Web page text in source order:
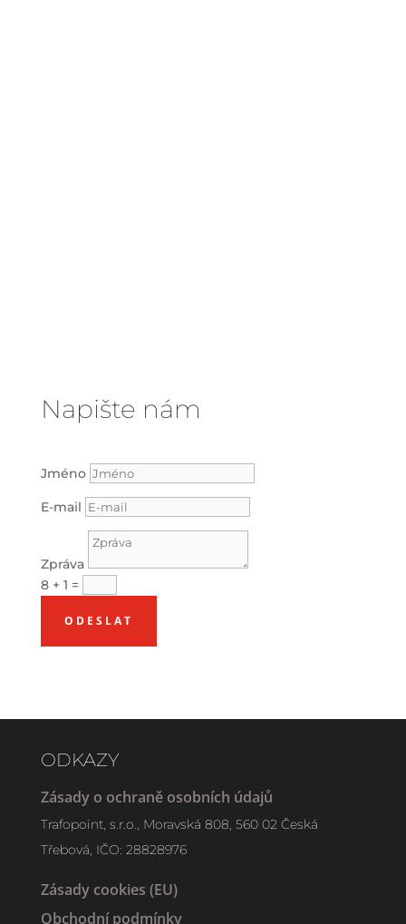
Napište nám
Jméno
E-mail
Zpráva
8 + 1 =
ODESLAT
ODKAZY
Zásady o ochraně osobních údajů
Trafopoint, s.r.o., Moravská 808, 560 02 Česká
Třebová, IČO: 28828976
Zásady cookies (EU)
Obchodní podmínky